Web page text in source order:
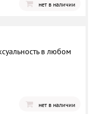
нет в наличии
в любом
нет в наличии